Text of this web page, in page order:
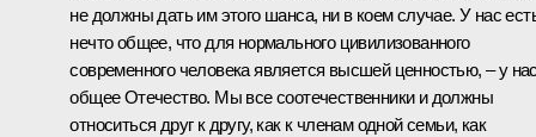
не должны дать им этого шанса, ни в коем случае. У нас
нечто общее, что для нормального цивилизованного
современного человека является высшей ценностью, – у
общее Отечество. Мы все соотечественники и должны
относиться друг к другу, как к членам одной семьи, как